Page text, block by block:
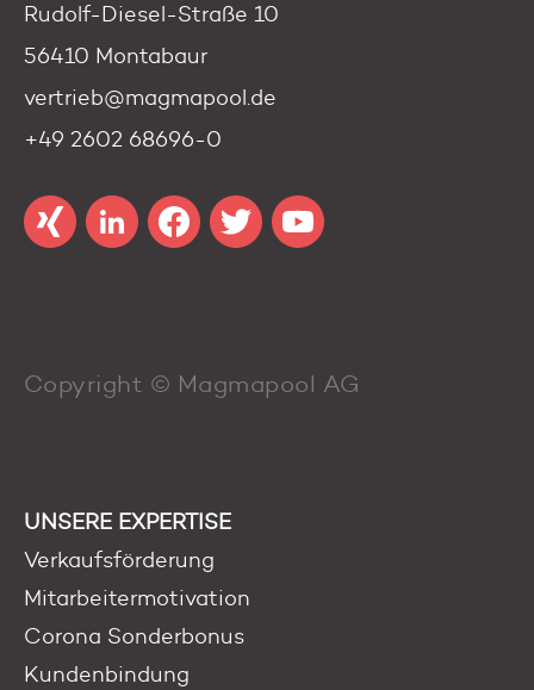
Rudolf-Diesel-Straße 10
56410 Montabaur
vertrieb@magmapool.de
+49 2602 68696-0
Copyright © Magmapool AG
UNSERE EXPERTISE
Verkaufsförderung
Mitarbeitermotivation
Corona Sonderbonus
Kundenbindung